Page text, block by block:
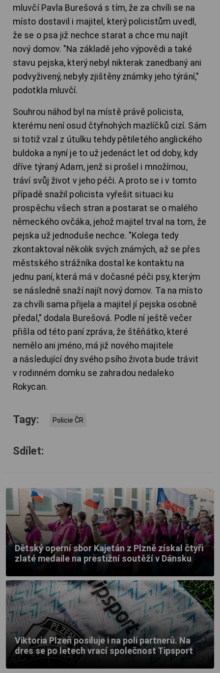
mluvčí Pavla Burešová s tím, že za chvíli se na
místo dostavil i majitel, který policistům uvedl,
že se o psa již nechce starat a chce mu najít
nový domov. "Na základě jeho výpovědi a také
stavu pejska, který nebyl nikterak zanedbaný ani
podvyživený, nebyly zjištěny známky jeho týrání,"
podotkla mluvčí.
Souhrou náhod byl na místě právě policista,
kterému není osud čtyřnohých mazlíčků cizí. Sám
si totiž vzal z útulku tehdy pětiletého anglického
buldoka a nyní je to už jedenáct let od doby, kdy
dříve týraný Adam, jenž si prošel i množírnou,
tráví svůj život v jeho péči. A proto se i v tomto
případě snažil policista vyřešit situaci ku
prospěchu všech stran a postarat se o malého
německého ovčáka, jehož majitel trval na tom, že
pejska už jednoduše nechce. "Kolega tedy
zkontaktoval několik svých známých, až se přes
městského strážníka dostal ke kontaktu na
jednu paní, která má v dočasné péči psy, kterým
se následně snaží najít nový domov. Ta na místo
za chvíli sama přijela a majitel jí pejska osobně
předal," dodala Burešová. Podle ní ještě večer
přišla od této paní zpráva, že štěňátko, které
nemělo ani jméno, má již nového majitele
a následující dny svého psího života bude trávit
v rodinném domku se zahradou nedaleko
Rokycan.
Tagy: Policie ČR
Sdílet:
Dětský operní sbor Kajetán z Plzně získal čtyři
zlaté medaile na prestižní soutěží v Dánsku
Viktoria Plzeň posiluje i na poli partnerů. Na
dres se po letech vrací společnost Tipsport